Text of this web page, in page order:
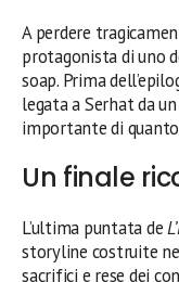
A perdere
protagonista di uno
soap. Prima
legata a Serhat da
importante di
Un finale
L’ultima puntata de
storyline costruite
sacrifici e rese dei